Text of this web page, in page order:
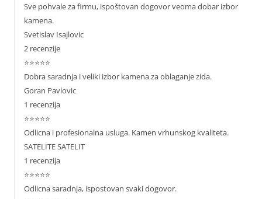
Sve pohvale za firmu, ispoštovan dogovor veoma dobar izbor
kamena.
Svetislav Isajlovic
2 recenzije
⭐⭐⭐⭐⭐
Dobra saradnja i veliki izbor kamena za oblaganje zida.
Goran Pavlovic
1 recenzija
⭐⭐⭐⭐⭐
Odlicna i profesionalna usluga. Kamen vrhunskog kvaliteta.
SATELITE SATELIT
1 recenzija
⭐⭐⭐⭐⭐
Odlicna saradnja, ispostovan svaki dogovor.